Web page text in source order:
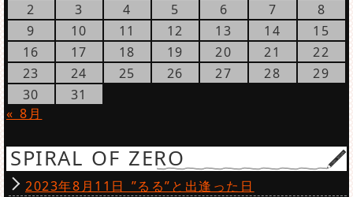
2
3 4 5 6 7
8
9
10 11 12 13 14
15
16
17 18 19 20 21
22
23
24 25 26 27 28
29
30
31
« 8月
SPIRAL OF ZERO
2023年8月11日 ”るる”と出逢った日